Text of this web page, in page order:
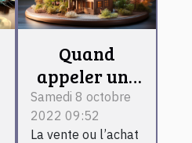
Quand
appeler une
agence
immobilière ?
Samedi 8 octobre
2022 09:52
La vente ou l’achat